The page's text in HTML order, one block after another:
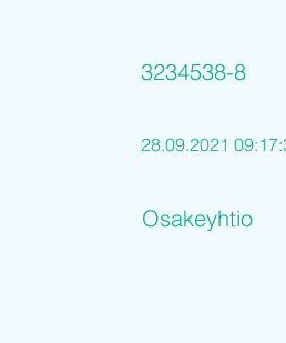
3234538-8
28.09.2021
Osakeyhtio